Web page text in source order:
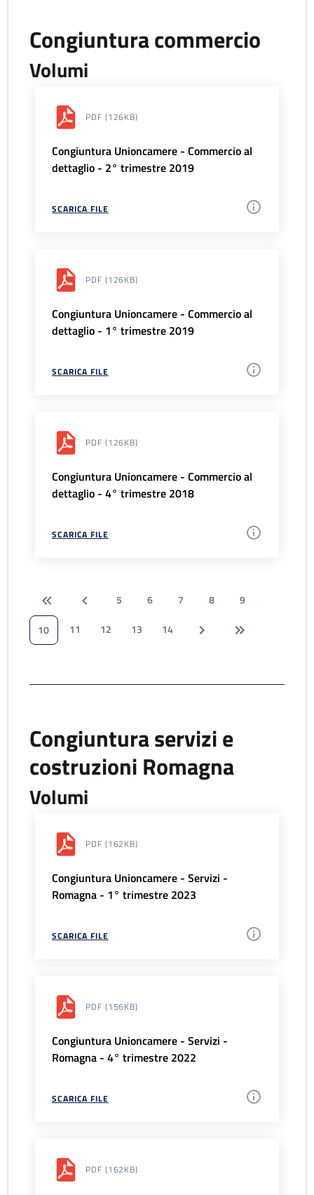
Congiuntura commercio
Volumi
PDF (126KB)
Congiuntura Unioncamere - Commercio al
dettaglio - 2° trimestre 2019
SCARICA FILE
PDF (126KB)
Congiuntura Unioncamere - Commercio al
dettaglio - 1° trimestre 2019
SCARICA FILE
PDF (126KB)
Congiuntura Unioncamere - Commercio al
dettaglio - 4° trimestre 2018
SCARICA FILE
5 6 7 8
9
10
11 12 13 14
Congiuntura servizi e
costruzioni Romagna
Volumi
PDF (162KB)
Congiuntura Unioncamere - Servizi -
Romagna - 1° trimestre 2023
SCARICA FILE
PDF (156KB)
Congiuntura Unioncamere - Servizi -
Romagna - 4° trimestre 2022
SCARICA FILE
PDF (162KB)